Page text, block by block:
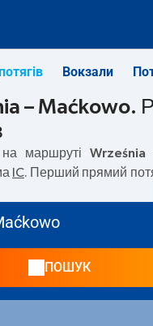
Вокзали
– Maćkowo.
маршруті
IC
. Перший прямий
. Подорож цим
маршрутіWrześnia–
перевізника PKP
на станції Maćkowo.
ПОШУК